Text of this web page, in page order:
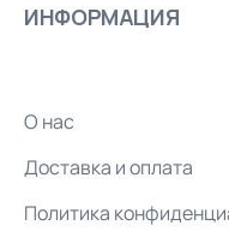
ИНФОРМАЦИЯ
О нас
Доставка и оплата
Политика